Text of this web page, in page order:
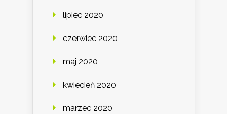
lipiec 2020
czerwiec 2020
maj 2020
kwiecień 2020
marzec 2020